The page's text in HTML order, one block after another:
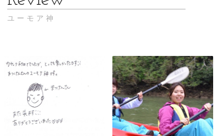
ユーモア神